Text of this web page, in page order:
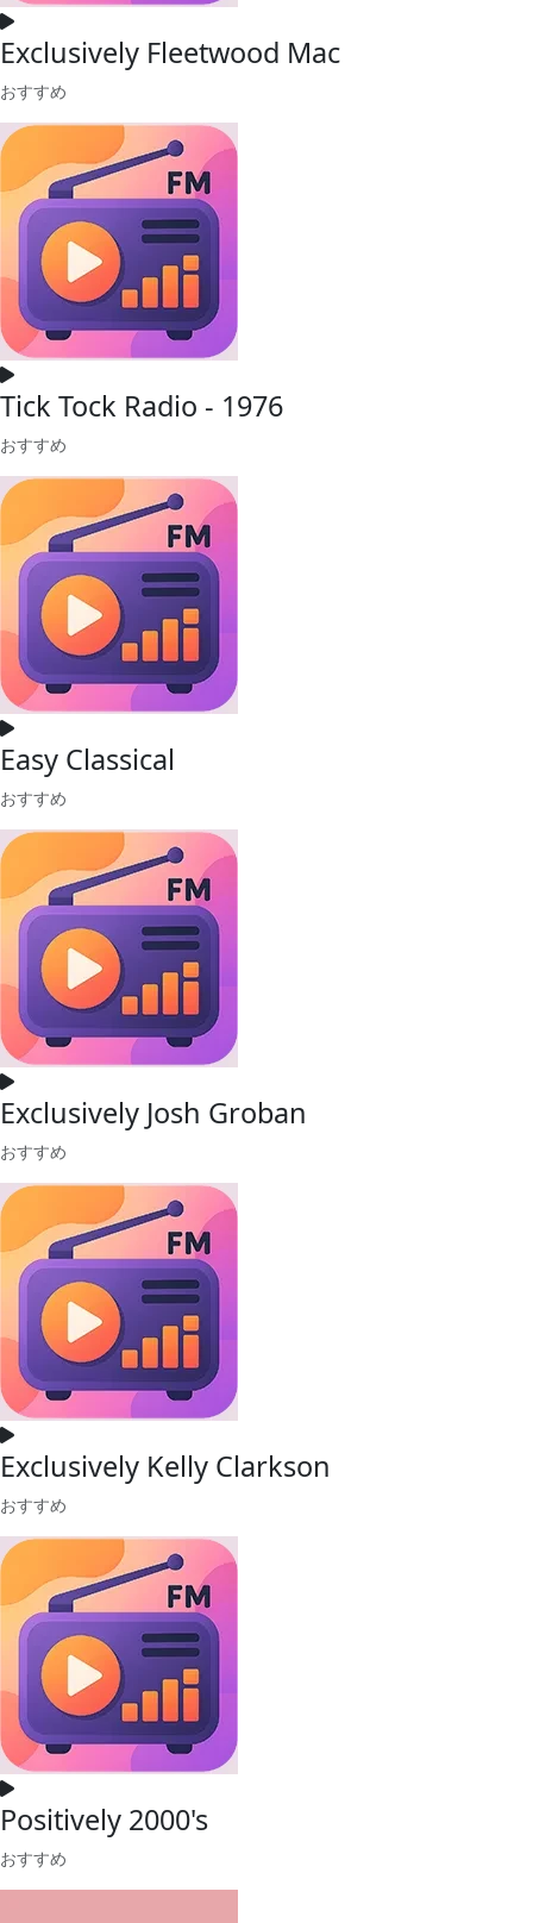
Exclusively Fleetwood Mac
おすすめ
Tick Tock Radio - 1976
おすすめ
Easy Classical
おすすめ
Exclusively Josh Groban
おすすめ
Exclusively Kelly Clarkson
おすすめ
Positively 2000's
おすすめ